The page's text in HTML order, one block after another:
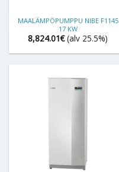
MAALÄMPÖPUMPPU NIBE F1145
17 KW
8,824.01€ (alv 25.5%)